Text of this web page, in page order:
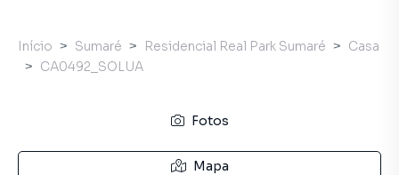
Início Sumaré Residencial Real Park Sumaré
Casa
CA0492_SOLUA
Fotos
Mapa